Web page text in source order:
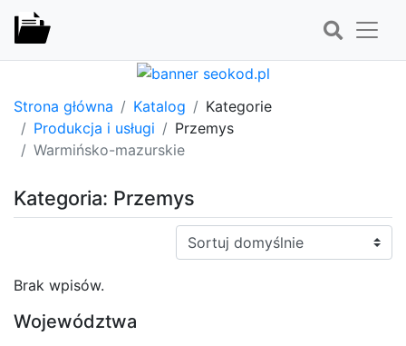
Strona główna Katalog
Kategorie
Produkcja i usługi
Przemys
Warmińsko-mazurskie
Kategoria: Przemys
Sortuj:
Brak wpisów.
Województwa